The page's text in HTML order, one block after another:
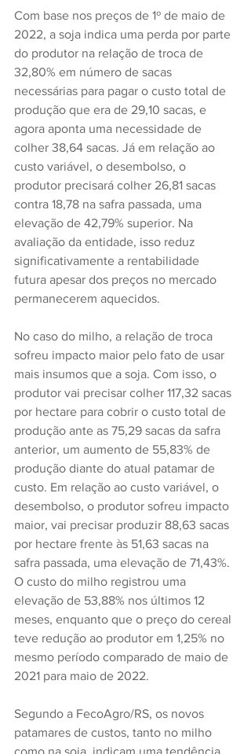
Com base nos preços de 1º de maio de
2022, a soja indica uma perda por parte
do produtor na relação de troca de
32,80% em número de sacas
necessárias para pagar o custo total de
produção que era de 29,10 sacas, e
agora aponta uma necessidade de
colher 38,64 sacas. Já em relação ao
custo variável, o desembolso, o
produtor precisará colher 26,81 sacas
contra 18,78 na safra passada, uma
elevação de 42,79% superior. Na
avaliação da entidade, isso reduz
significativamente a rentabilidade
futura apesar dos preços no mercado
permanecerem aquecidos.
No caso do milho, a relação de troca
sofreu impacto maior pelo fato de usar
mais insumos que a soja. Com isso, o
produtor vai precisar colher 117,32 sacas
por hectare para cobrir o custo total de
produção ante as 75,29 sacas da safra
anterior, um aumento de 55,83% de
produção diante do atual patamar de
custo. Em relação ao custo variável, o
desembolso, o produtor sofreu impacto
maior, vai precisar produzir 88,63 sacas
por hectare frente às 51,63 sacas na
safra passada, uma elevação de 71,43%.
O custo do milho registrou uma
elevação de 53,88% nos últimos 12
meses, enquanto que o preço do cereal
teve redução ao produtor em 1,25% no
mesmo período comparado de maio de
2021 para maio de 2022.
Segundo a FecoAgro/RS, os novos
patamares de custos, tanto no milho